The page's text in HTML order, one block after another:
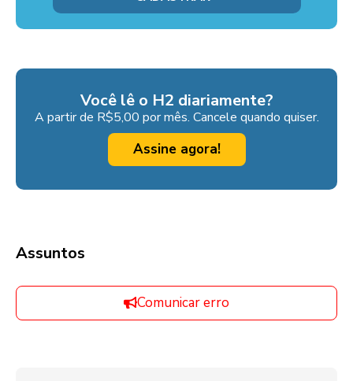
Você lê o H2 diariamente?
A partir de R$5,00 por mês. Cancele quando quiser.
Assine agora!
Assuntos
Comunicar erro